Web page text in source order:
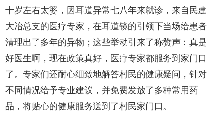
十岁左右太婆，因耳道异常七八年来就诊，来自民建
大冶总支的医疗专家，在耳道镜的引领下当场给患者
清理出了多年的异物；这些举动引来了称赞声：真是
好医生啊，现在政策真好，医疗专家都服务到家门口
了。专家们还耐心细致地解答村民的健康疑问，针对
不同情况给予专业建议，并免费发放了多种常用药
品，将贴心的健康服务送到了村民家门口。